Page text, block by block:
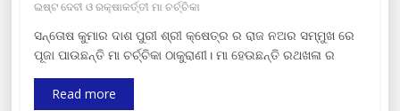
ଇଷ୍ଟ ଦେବୀ ଓ ରକ୍ଷାକର୍ତ୍ତୀ ମା ଚର୍ଚ୍ଚିକା
ସନ୍ତୋଷ କୁମାର ଦାଶ ପୁରୀ ଶ୍ରୀ କ୍ଷେତ୍ର ର ରାଜ ନଅର ସମ୍ମୁଖ ରେ
ପୂଜା ପାଉଛନ୍ତି ମା ଚର୍ଚ୍ଚିକା ଠାକୁରାଣୀ। ମା ହେଉଛନ୍ତି ରଥଖଳା ର
Read more